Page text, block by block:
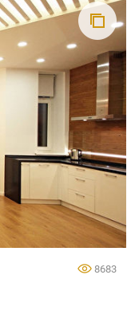
8683